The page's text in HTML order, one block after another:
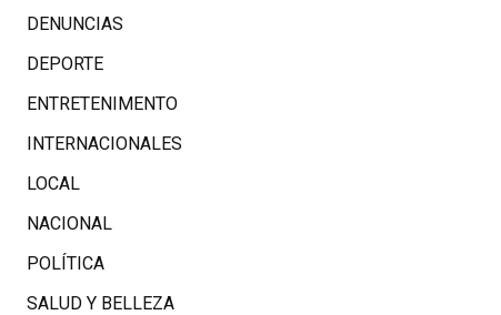
DENUNCIAS
DEPORTE
ENTRETENIMENTO
INTERNACIONALES
LOCAL
NACIONAL
POLÍTICA
SALUD Y BELLEZA